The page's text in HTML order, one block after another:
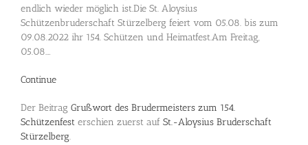
endlich wieder möglich ist.Die St. Aloysius
Schützenbruderschaft Stürzelberg feiert vom 05.08. bis zum
09.08.2022 ihr 154. Schützen und Heimatfest.Am Freitag,
05.08.…
Continue
Der Beitrag Grußwort des Brudermeisters zum 154.
Schützenfest erschien zuerst auf St.-Aloysius Bruderschaft
Stürzelberg.